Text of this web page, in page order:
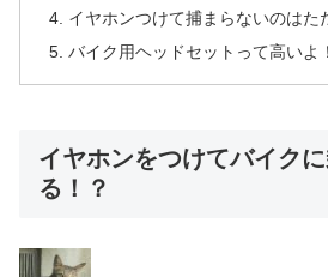
イヤホンつけて捕まらないのはた
バイク用ヘッドセットって高いよ！
イヤホンをつけてバイク
る！？